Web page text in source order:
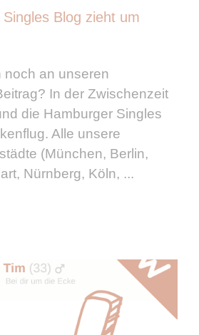
Blog zieht um
noch an unseren
In der Zwischenzeit
die Hamburger Singles
Alle unsere
(München, Berlin,
Nürnberg, Köln, ...